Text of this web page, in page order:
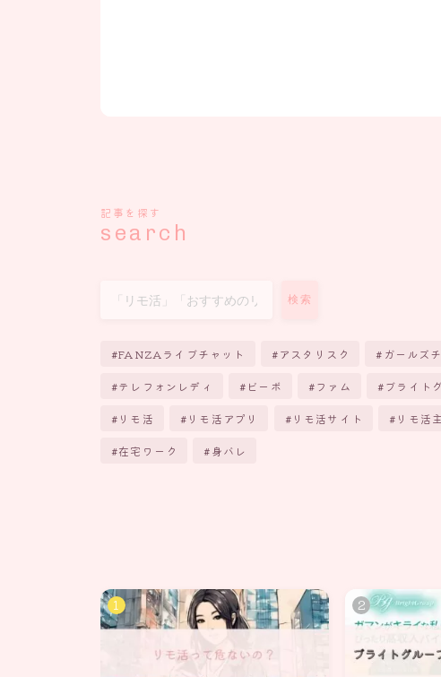
記事を探す
search
検索
FANZAライブチャット アスタリスク ガールズ
テレフォンレディ ビーボ ファム ブライト
リモ活 リモ活アプリ リモ活サイト リモ活
在宅ワーク 身バレ